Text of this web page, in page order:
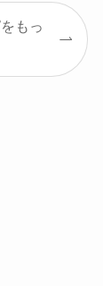
もっ